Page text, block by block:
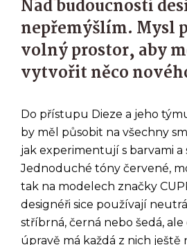
Nad budoucností
nepřemýšlím. Mysl
volný prostor, aby
vytvořit něco
Do přístupu Dieze a jeho
by měl působit na všechny
jak experimentují s barvami a
Jednoduché tóny červené,
tak na modelech značky
designéři sice používají
stříbrná, černá nebo šedá,
úpravě má každá z nich ještě